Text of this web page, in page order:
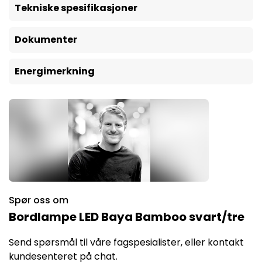
Tekniske spesifikasjoner
Dokumenter
Energimerkning
Spør oss om
Bordlampe LED Baya Bamboo svart/tre
Send spørsmål til våre fagspesialister, eller kontakt
kundesenteret på chat.